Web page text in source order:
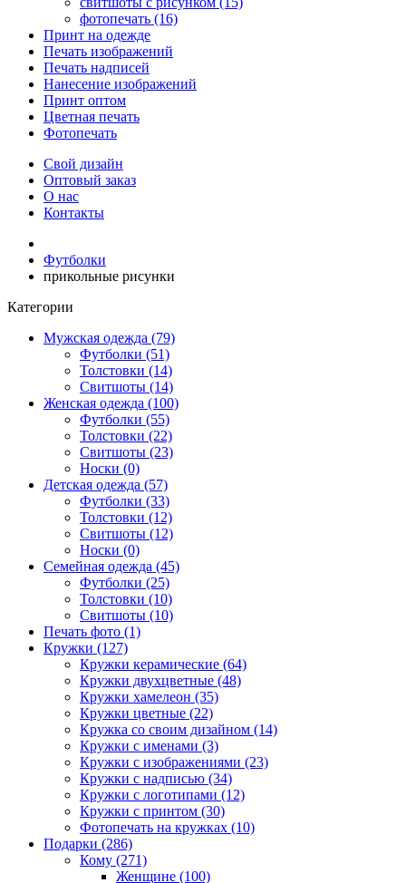
фотопечать (16)
Принт на одежде
Печать изображений
Печать надписей
Нанесение изображений
Принт оптом
Цветная печать
Фотопечать
Свой дизайн
Оптовый заказ
О нас
Контакты
Футболки
прикольные рисунки
Категории
Мужская одежда (79)
Футболки (51)
Толстовки (14)
Свитшоты (14)
Женская одежда (100)
Футболки (55)
Толстовки (22)
Свитшоты (23)
Носки (0)
Детская одежда (57)
Футболки (33)
Толстовки (12)
Свитшоты (12)
Носки (0)
Семейная одежда (45)
Футболки (25)
Толстовки (10)
Свитшоты (10)
Печать фото (1)
Кружки (127)
Кружки керамические (64)
Кружки двухцветные (48)
Кружки хамелеон (35)
Кружки цветные (22)
Кружка со своим дизайном (14)
Кружки с именами (3)
Кружки с изображениями (23)
Кружки с надписью (34)
Кружки с логотипами (12)
Кружки с принтом (30)
Фотопечать на кружках (10)
Подарки (286)
Кому (271)
Женщине (100)